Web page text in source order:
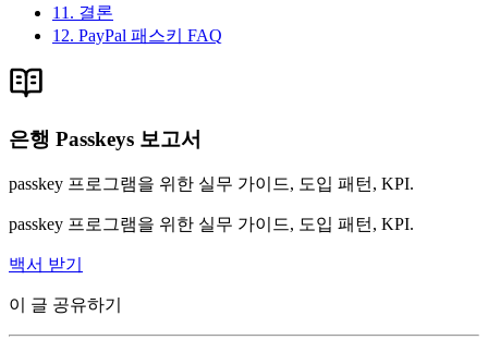
11. 결론
12. PayPal 패스키 FAQ
은행 Passkeys 보고서
passkey 프로그램을 위한 실무 가이드, 도입 패턴, KPI.
passkey 프로그램을 위한 실무 가이드, 도입 패턴, KPI.
백서 받기
이 글 공유하기